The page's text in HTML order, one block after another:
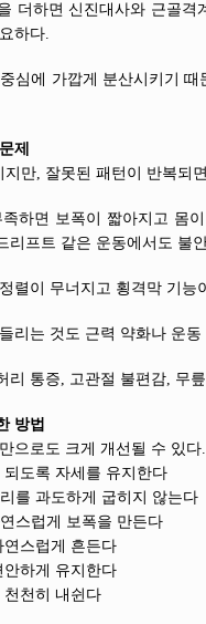
더하면 신진대사와 근골
하다.
심에 가깝게 분산시키기
제
만, 잘못된 패턴이 반복되
하면 보폭이 짧아지고 몸
리프트 같은 운동에서도 불
렬이 무너지고 횡격막 기
리는 것도 근력 약화나 운
리 통증, 고관절 불편감, 무
방법
으로도 크게 개선될 수 있다.
도록 자세를 유지한다
를 과도하게 굽히지 않는다
스럽게 보폭을 만든다
스럽게 흔든다
하게 유지한다
천히 내쉰다